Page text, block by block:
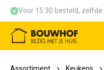
Voor 15:30 besteld,